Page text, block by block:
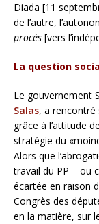
Diada [11
de l’autre,
procés [vers
La question
Le gouvernement
Salas, a rencontré
grâce à l’attitude
stratégie du
Alors que
travail du PP – ou
écartée en raison
Congrès des
en la matière, sur